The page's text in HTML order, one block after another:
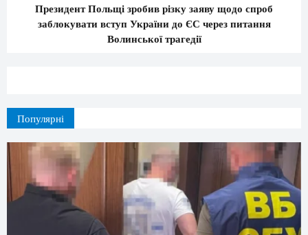
Президент Польщі зробив різку заяву щодо спроб
заблокувати вступ України до ЄС через питання
Волинської трагедії
Популярні